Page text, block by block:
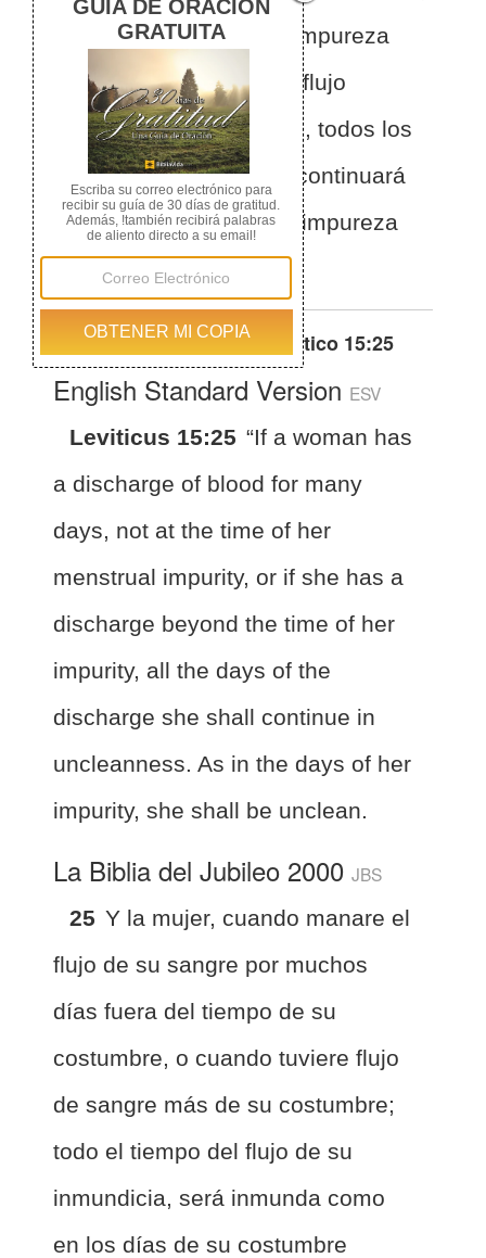
no en el período de su impureza
menstrual, o si tiene un flujo
después de ese período, todos los
días de su flujo impuro continuará
como en los días de su impureza
menstrual; es inmunda.
Otras traducciones de Levítico 15:25
English Standard Version ESV
Leviticus 15:25 “If a woman has
a discharge of blood for many
days, not at the time of her
menstrual impurity, or if she has a
discharge beyond the time of her
impurity, all the days of the
discharge she shall continue in
uncleanness. As in the days of her
impurity, she shall be unclean.
La Biblia del Jubileo 2000 JBS
25 Y la mujer, cuando manare el
flujo de su sangre por muchos
días fuera del tiempo de su
costumbre, o cuando tuviere flujo
de sangre más de su costumbre;
todo el tiempo del flujo de su
inmundicia, será inmunda como
en los días de su costumbre